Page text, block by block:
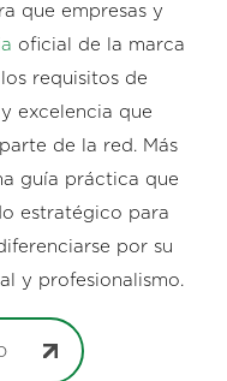
que empresas y
oficial de la marca
requisitos de
excelencia que
de la red. Más
guía práctica que
estratégico para
por su
y profesionalismo.